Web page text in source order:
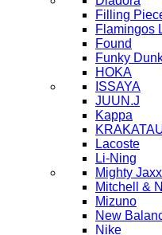
Filling
Flamingos
Found
Funky
HOKA
ISSAYA
JUUN.J
Kappa
Lacoste
Li-Ning
Mighty Jaxx
Mitchell &
Mizuno
New
Nike